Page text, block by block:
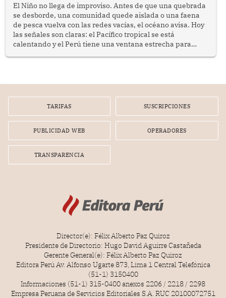
El Niño no llega de improviso. Antes de que una quebrada
se desborde, una comunidad quede aislada o una faena
de pesca vuelva con las redes vacías, el océano avisa. Hoy
las señales son claras: el Pacífico tropical se está
calentando y el Perú tiene una ventana estrecha para
TARIFAS SUSCRIPCIONES
PUBLICIDAD WEB OPERADORES
TRANSPARENCIA
Director(e): Félix Alberto Paz Quiroz
Presidente de Directorio: Hugo David Aguirre Castañeda
Gerente General(e): Félix Alberto Paz Quiroz
Editora Perú Av. Alfonso Ugarte 873, Lima 1 Central Telefónica
(51-1) 3150400
Informaciones (51-1) 315-0400 anexos 2206 / 2218 / 2298
Empresa Peruana de Servicios Editoriales S.A. RUC 20100072751